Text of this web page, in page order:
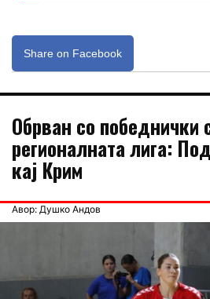
Share on Facebook
Обрван со победнички
регионалната лига:
кај Крим
Авор: Душко Андов